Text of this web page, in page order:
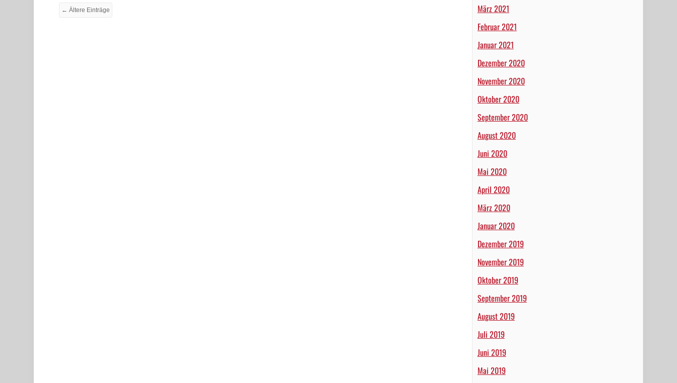
März 2021
Februar 2021
Januar 2021
Dezember 2020
November 2020
Oktober 2020
September 2020
August 2020
Juni 2020
Mai 2020
April 2020
März 2020
Januar 2020
Dezember 2019
November 2019
Oktober 2019
September 2019
August 2019
Juli 2019
Juni 2019
Mai 2019
← Ältere Einträge